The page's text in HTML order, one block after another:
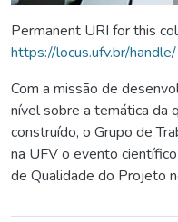
Permanent URI for this
https://locus.ufv.br/
Com a missão de
nível sobre a temática da
construído, o Grupo de
na UFV o evento
de Qualidade do Projeto